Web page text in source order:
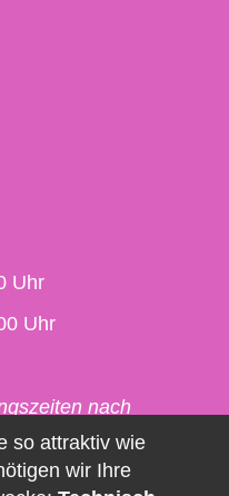
Uhr
Uhr
nach
so attraktiv wie
wir Ihre